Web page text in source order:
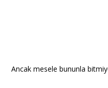
Ancak mesele bununla